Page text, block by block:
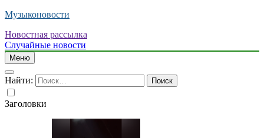
Музыконовости
Новостная рассылка
Случайные новости
Меню
Найти:
Заголовки